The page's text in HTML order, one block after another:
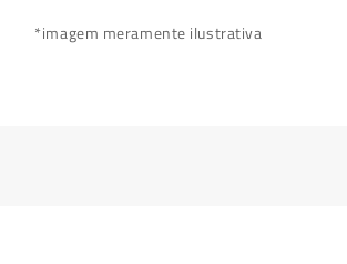
*imagem meramente ilustrativa